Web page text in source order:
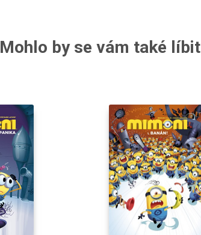
Mohlo by se vám také líbit